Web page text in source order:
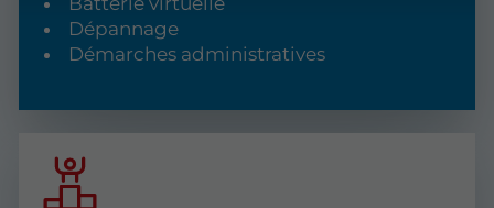
Dépannage
Démarches administratives